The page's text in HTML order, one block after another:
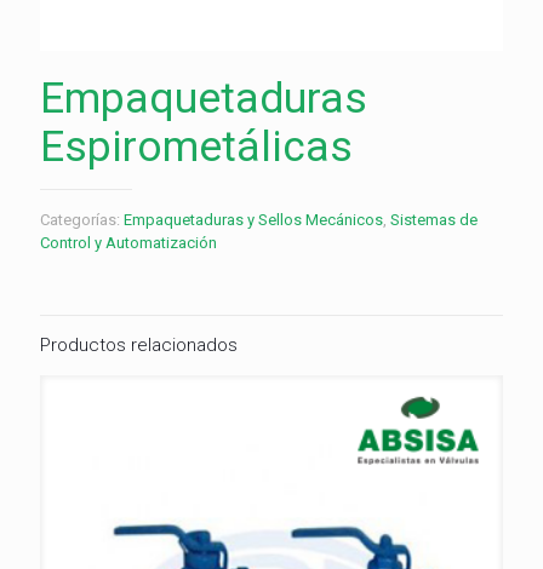
Empaquetaduras
Espirometálicas
Categorías: Empaquetaduras y Sellos Mecánicos, Sistemas de
Control y Automatización
Productos relacionados